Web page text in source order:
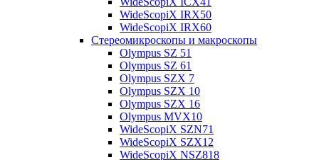
WideScopiX IRX50
WideScopiX IRX60
Стереомикроскопы и макроскопы
Olympus SZ 51
Olympus SZ 61
Olympus SZX 7
Olympus SZX 10
Olympus SZX 16
Olympus MVX10
WideScopiX SZN71
WideScopiX SZX12
WideScopiX NSZ818